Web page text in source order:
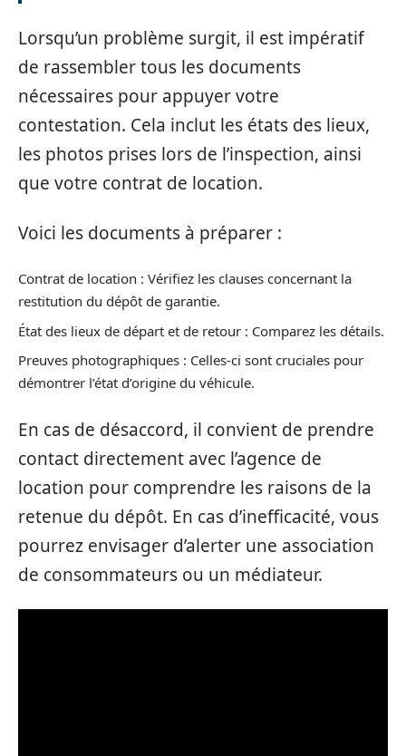
Lorsqu’un problème surgit, il est impératif
de rassembler tous les documents
nécessaires pour appuyer votre
contestation. Cela inclut les états des lieux,
les photos prises lors de l’inspection, ainsi
que votre contrat de location.
Voici les documents à préparer :
Contrat de location : Vérifiez les clauses concernant la
restitution du dépôt de garantie.
État des lieux de départ et de retour : Comparez les détails.
Preuves photographiques : Celles-ci sont cruciales pour
démontrer l’état d’origine du véhicule.
En cas de désaccord, il convient de prendre
contact directement avec l’agence de
location pour comprendre les raisons de la
retenue du dépôt. En cas d’inefficacité, vous
pourrez envisager d’alerter une association
de consommateurs ou un médiateur.